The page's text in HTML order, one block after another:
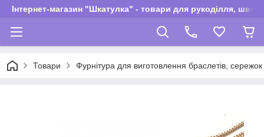
Інтернет-магазин "Шкатулка" - товари для рукоділля,
Товари Фурнітура для виготовлення браслетів,